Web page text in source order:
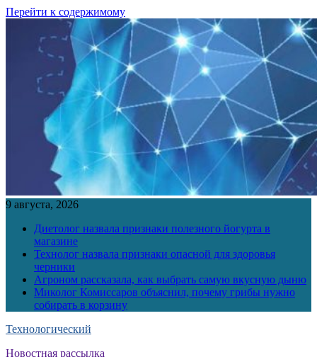
Перейти к содержимому
9 августа, 2026
Диетолог назвала признаки полезного йогурта в
магазине
Технолог назвала признаки опасной для здоровья
черники
Агроном рассказала, как выбрать самую вкусную дыню
Миколог Комиссаров объяснил, почему грибы нужно
собирать в корзину
Технологический
Новостная рассылка